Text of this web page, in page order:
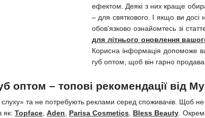
ефектом. Деякі з них краще
– для святкового. І якщо ви
обов'язково ознайомтесь зі
для літнього оновлення
Корисна інформація допоможе
губ оптом, щоб він гарно
оптом – топові рекомендації від
слуху» та не потребують реклами серед споживачів. Щоб
як: Topface, Aden, Parisa Cosmetics, Bless Beauty.